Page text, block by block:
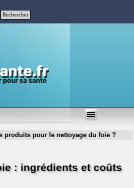
Rechercher
produits pour le nettoyage du foie ?
: ingrédients et coûts